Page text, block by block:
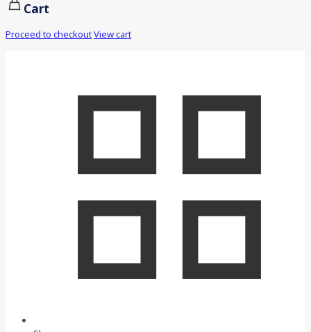
Cart
Proceed to checkoutView cart